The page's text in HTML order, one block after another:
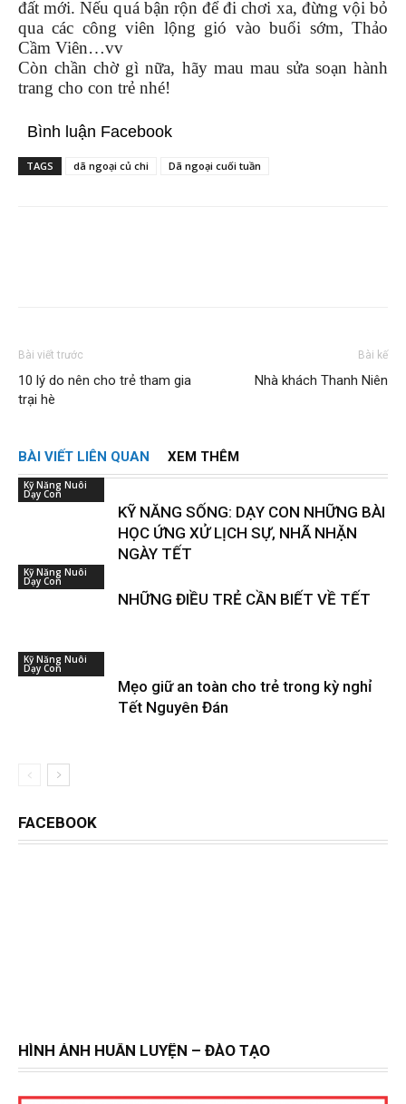
đất mới. Nếu quá bận rộn để đi chơi xa, đừng vội bỏ
qua các công viên lộng gió vào buổi sớm, Thảo
Cầm Viên…vv
Còn chần chờ gì nữa, hãy mau mau sửa soạn hành
trang cho con trẻ nhé!
Bình luận Facebook
TAGS dã ngoại củ chi Dã ngoại cuối tuần
Bài viết trước
10 lý do nên cho trẻ tham gia
trại hè
Bài kế
Nhà khách Thanh Niên
BÀI VIẾT LIÊN QUAN XEM THÊM
Kỹ Năng Nuôi
Dạy Con
KỸ NĂNG SỐNG: DẠY CON NHỮNG BÀI
HỌC ỨNG XỬ LỊCH SỰ, NHÃ NHẶN
NGÀY TẾT
Kỹ Năng Nuôi
Dạy Con
NHỮNG ĐIỀU TRẺ CẦN BIẾT VỀ TẾT
Kỹ Năng Nuôi
Dạy Con
Mẹo giữ an toàn cho trẻ trong kỳ nghỉ
Tết Nguyên Đán
FACEBOOK
HÌNH ẢNH HUẤN LUYỆN – ĐÀO TẠO